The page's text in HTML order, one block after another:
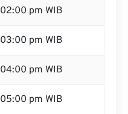
02:00 pm WIB
03:00 pm WIB
04:00 pm WIB
05:00 pm WIB